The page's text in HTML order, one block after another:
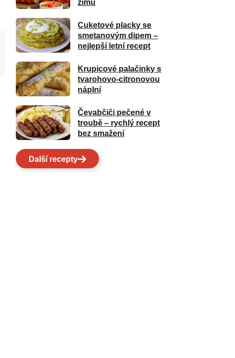
zimu
Cuketové placky se
smetanovým dipem –
nejlepší letní recept
Krupicové palačinky s
tvarohovo-citronovou
náplní
Čevabčiči pečené v
troubě – rychlý recept
bez smažení
Další recepty